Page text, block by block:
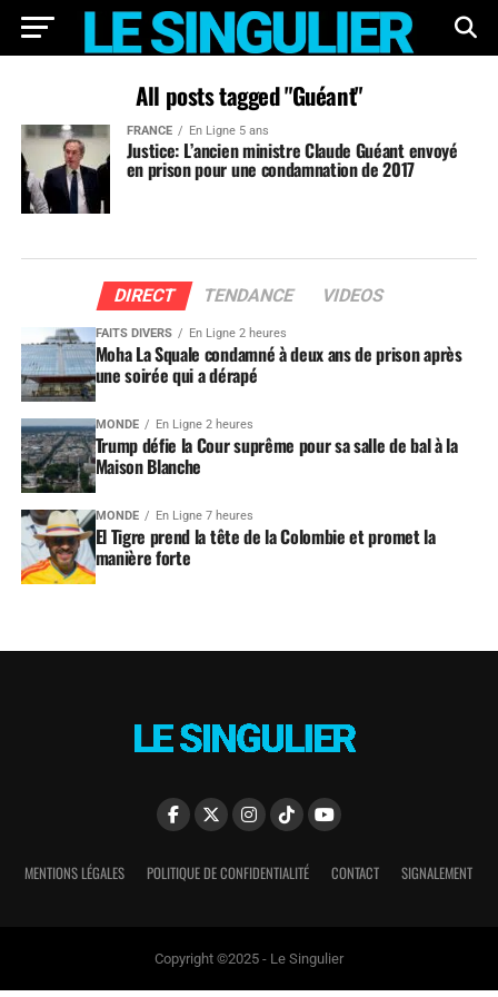
All posts tagged "Guéant"
FRANCE En Ligne 5 ans
Justice: L’ancien ministre Claude Guéant envoyé
en prison pour une condamnation de 2017
DIRECT TENDANCE VIDEOS
FAITS DIVERS En Ligne 2 heures
Moha La Squale condamné à deux ans de prison après
une soirée qui a dérapé
MONDE En Ligne 2 heures
Trump défie la Cour suprême pour sa salle de bal à la
Maison Blanche
MONDE En Ligne 7 heures
El Tigre prend la tête de la Colombie et promet la
manière forte
MENTIONS LÉGALES POLITIQUE DE CONFIDENTIALITÉ CONTACT SIGNALEMENT
Copyright ©2025 - Le Singulier